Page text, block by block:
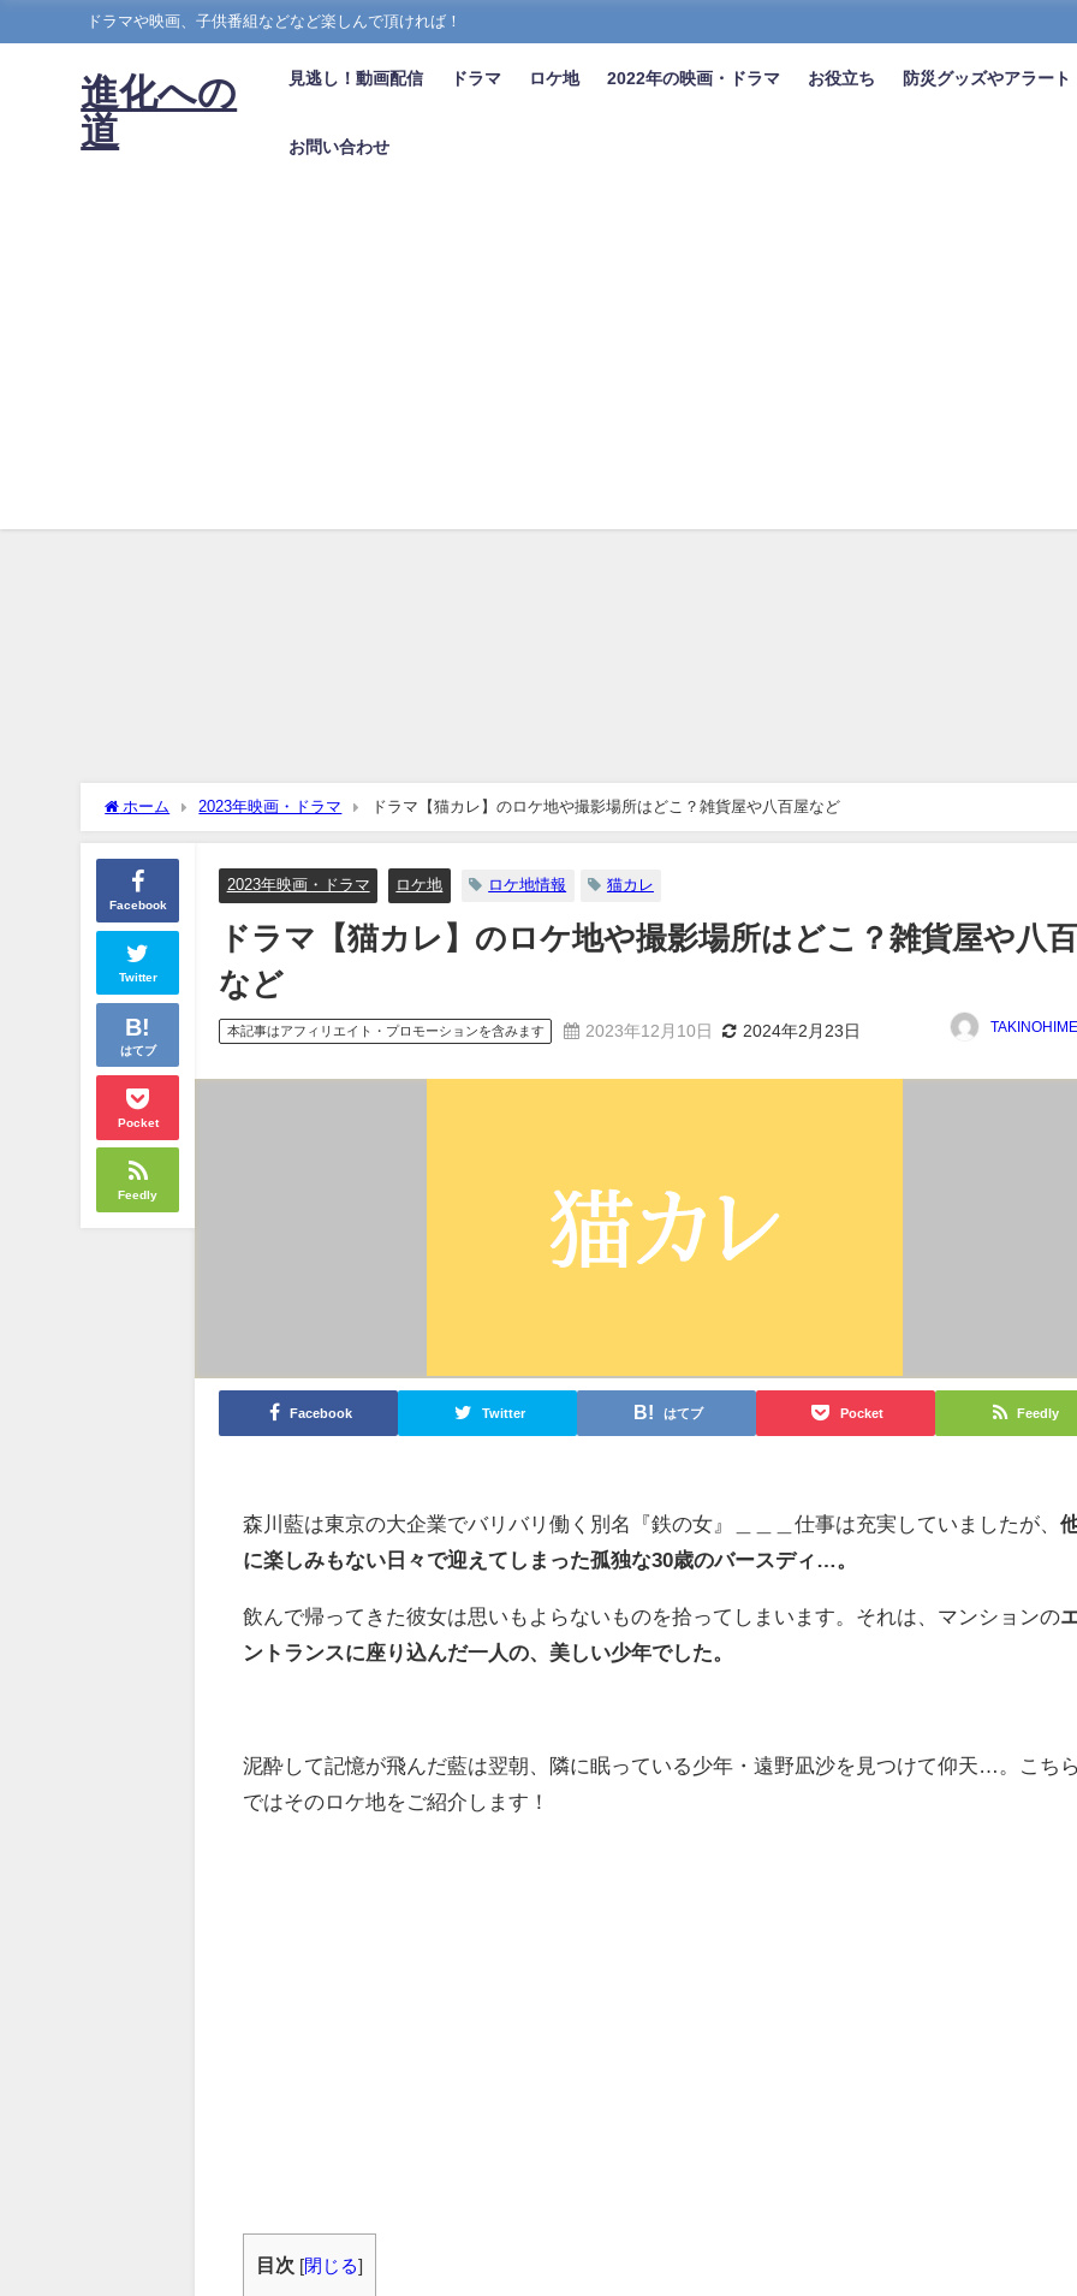
ドラマや映画、子供番組などなど楽しんで頂ければ！
進化への
道
見逃し！動画配信 ドラマ ロケ地 2022年の映画・ドラマ お役立ち 防災グッズやアラート
お問い合わせ
ホーム 2023年映画・ドラマ ドラマ【猫カレ】のロケ地や撮影場所はどこ？雑貨屋や八百屋など
Facebook
Twitter
はてブ
Pocket
Feedly
2023年映画・ドラマ ロケ地 ロケ地情報 猫カレ
ドラマ【猫カレ】のロケ地や撮影場所はどこ？雑貨屋や八
など
本記事はアフィリエイト・プロモーションを含みます 2023年12月10日 2024年2月23日
Facebook Twitter はてブ Pocket Feedly
森川藍は東京の大企業でバリバリ働く別名『鉄の女』＿＿＿仕事は充実していましたが、
に楽しみもない日々で迎えてしまった孤独な30歳のバースディ…。
飲んで帰ってきた彼女は思いもよらないものを拾ってしまいます。それは、マンションの
ントランスに座り込んだ一人の、美しい少年でした。
泥酔して記憶が飛んだ藍は翌朝、隣に眠っている少年・遠野凪沙を見つけて仰天…。こち
ではそのロケ地をご紹介します！
目次 閉じる